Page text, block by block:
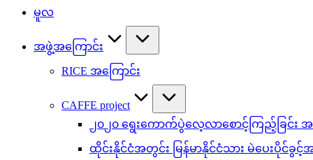
မူလ
အဖွဲ့အကြောင်း
RICE အကြောင်း
CAFFE project
၂၀၂၀ ရွေးကောက်ပွဲလေ့လာစောင့်ကြည့်ခြင်း
ထိုင်းနိုင်ငံအတွင်း မြန်မာနိုင်ငံသား မဲပေးပိုင်ခွင့်